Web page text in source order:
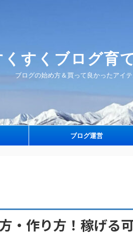
くすくブログ育
ブログの始め方＆買って良かったアイ
ブログ運営
・作り方！稼げる